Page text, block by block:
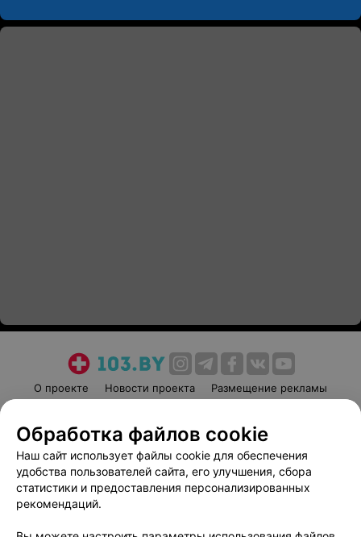
О проекте Новости проекта
Размещение рекламы
Пользовательское соглашение
Способы оплаты
Вакансии
Партнеры
Написать руководителю 103.by
Обработка файлов cookie
Наш сайт использует файлы cookie для обеспечения
удобства пользователей сайта, его улучшения, сбора
статистики и предоставления персонализированных
рекомендаций.